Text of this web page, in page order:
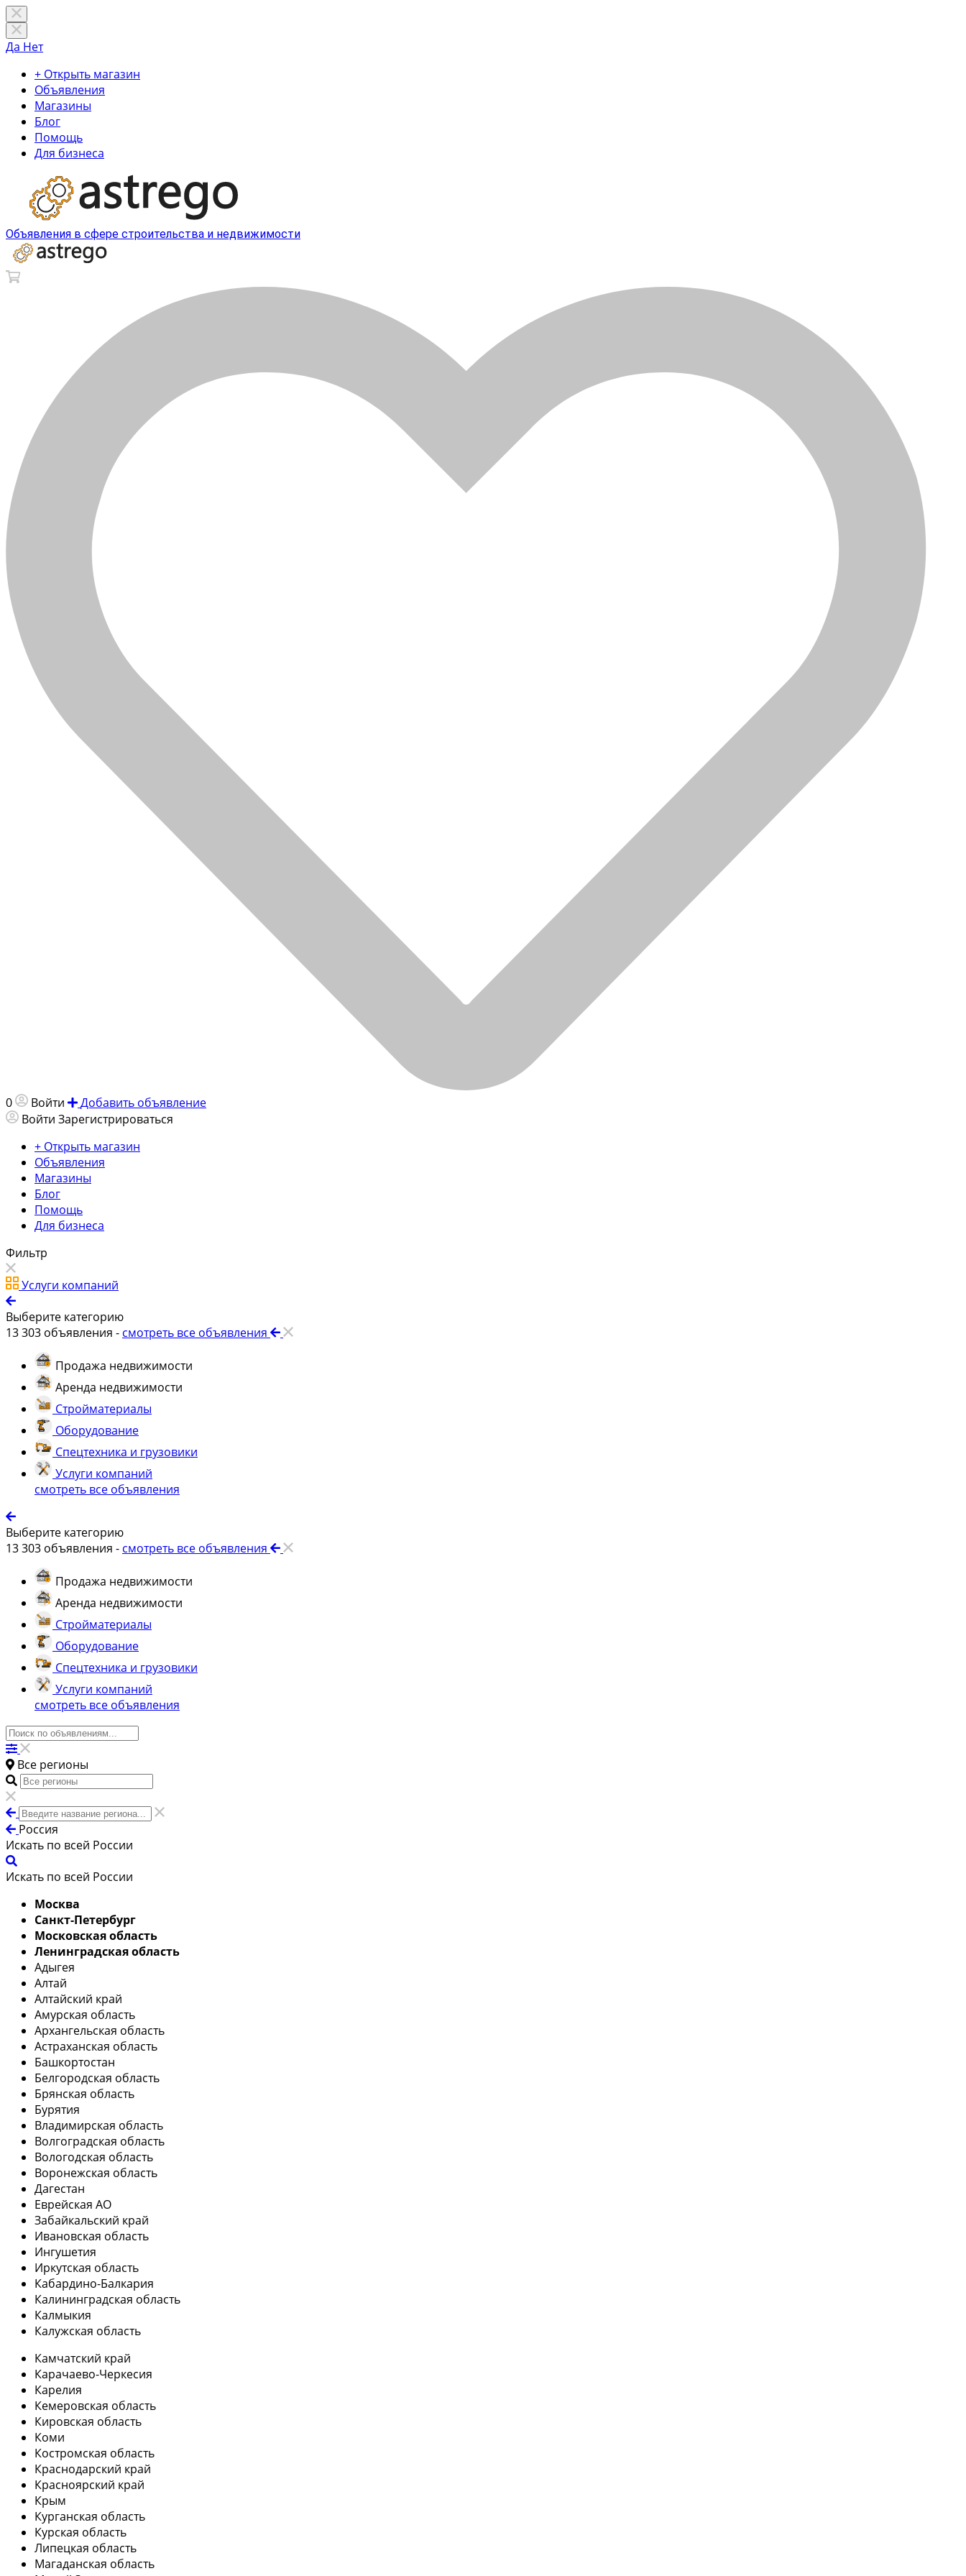
Да Нет
+ Открыть магазин
Объявления
Магазины
Блог
Помощь
Для бизнеса
Объявления в сфере строительства и недвижимости
0 Войти
Добавить объявление
Войти Зарегистрироваться
+ Открыть магазин
Объявления
Магазины
Блог
Помощь
Для бизнеса
Фильтр
Услуги компаний
Выберите категорию
13 303 объявления - смотреть все объявления
Продажа недвижимости
Аренда недвижимости
Стройматериалы
Оборудование
Спецтехника и грузовики
Услуги компаний
смотреть все объявления
Выберите категорию
13 303 объявления - смотреть все объявления
Продажа недвижимости
Аренда недвижимости
Стройматериалы
Оборудование
Спецтехника и грузовики
Услуги компаний
смотреть все объявления
Все регионы
Россия
Искать по всей России
Искать по всей России
Москва
Санкт-Петербург
Московская область
Ленинградская область
Адыгея
Алтай
Алтайский край
Амурская область
Архангельская область
Астраханская область
Башкортостан
Белгородская область
Брянская область
Бурятия
Владимирская область
Волгоградская область
Вологодская область
Воронежская область
Дагестан
Еврейская АО
Забайкальский край
Ивановская область
Ингушетия
Иркутская область
Кабардино-Балкария
Калининградская область
Калмыкия
Калужская область
Камчатский край
Карачаево-Черкесия
Карелия
Кемеровская область
Кировская область
Коми
Костромская область
Краснодарский край
Красноярский край
Крым
Курганская область
Курская область
Липецкая область
Магаданская область